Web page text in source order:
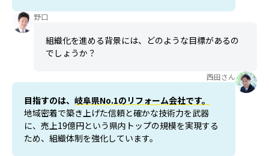
野口
組織化を進める背景には、どのような目標があるの
でしょうか？
西田さん
目指すのは、 岐阜県No.1のリフォーム会社です。
地域密着で築き上げた信頼と確かな技術力を武器
に、売上19億円という県内トップの規模を実現する
ため、組織体制を強化しています。